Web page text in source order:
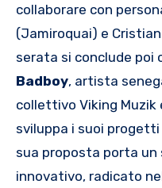
collaborare con
(Jamiroquai) e
serata si conclude poi
Badboy, artista
collettivo Viking Muzik
sviluppa i suoi progetti
sua proposta porta un
innovativo, radicato